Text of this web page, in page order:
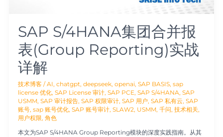
SAP S/4HANA集团合并报
表(Group Reporting)实战
详解
技术博客 /AI,chatgpt,deepseek,openai,SAP BASIS,sap
license 优化,SAP License 审计,SAP PCE,SAP S/4HANA,SAP
USMM,SAP 审计报告,SAP 权限审计,SAP 用户,SAP 私有云,SAP
账号,sap 账号优化,SAP 账号审计,SLAW2, USMM,千问,技术相关,
用户权限,角色
本文为SAP S/4HANA Group Reporting模块的深度实践指南。从其